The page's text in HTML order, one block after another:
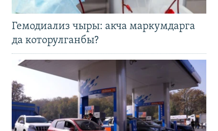
Гемодиализ чыры: акча маркумдарга
да которулганбы?